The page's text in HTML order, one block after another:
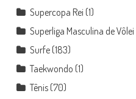
Supercopa Rei (1)
Superliga Masculina de Vôlei
Surfe(183)
Taekwondo (1)
Tênis(70)